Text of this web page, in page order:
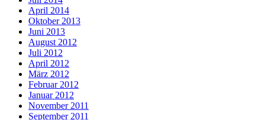
April 2014
Oktober 2013
Juni 2013
August 2012
Juli 2012
April 2012
März 2012
Februar 2012
Januar 2012
November 2011
September 2011